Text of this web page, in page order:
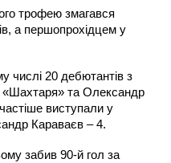
трофею змагався
а першопрохідцем у
числі 20 дебютантів з
«Шахтаря» та Олександр
виступали у
Караваєв – 4.
забив 90-й гол за